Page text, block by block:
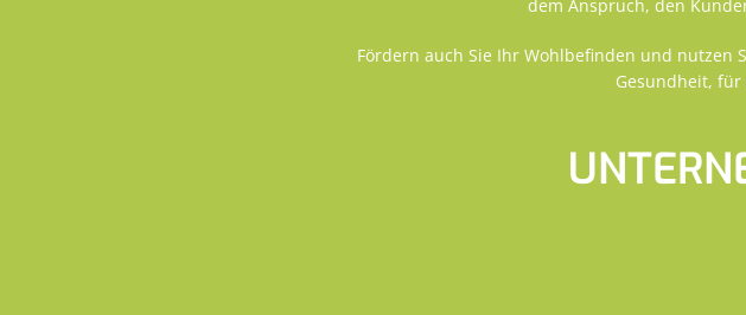
dem Anspruch, den
Fördern auch Sie Ihr Wohlbefinden und nutzen
Gesundheit,